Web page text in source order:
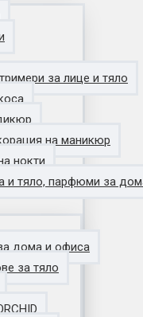
за лице и тяло
на маникюр
нокти
и тяло, парфюми за
дома и офиса
за тяло